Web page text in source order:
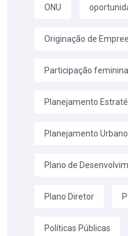
ONU
Originação de
Participação
Planejamento
Planejamento Urbano
Plano de
Plano Diretor
Políticas Públicas